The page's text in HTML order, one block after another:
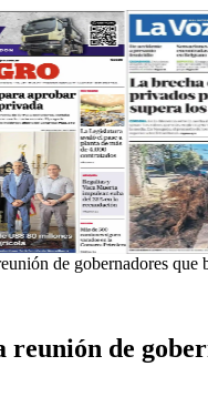
de gobernadores que
de